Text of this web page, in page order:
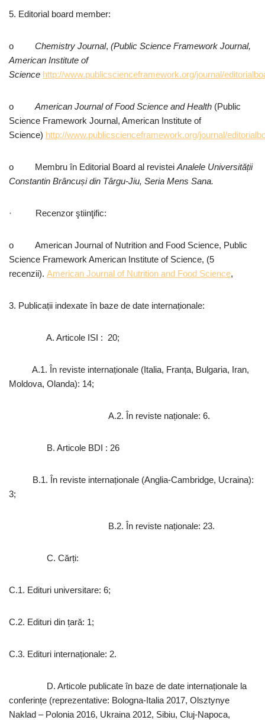
5. Editorial board member:
o Chemistry Journal, (Public Science Framework Journal,
American Institute of
Science http://www.publicscienceframework.org/journal/
o American Journal of Food Science and Health (Public
Science Framework Journal, American Institute of
Science) http://www.publicscienceframework.org/journal/
o Membru în Editorial Board al revistei Analele Universității
Constantin Brâncuși din Târgu-Jiu, Seria Mens Sana.
· Recenzor ştiinţific:
o American Journal of Nutrition and Food Science, Public
Science Framework American Institute of Science, (5
recenzii). American Journal of Nutrition and Food Science,
3. Publicații indexate în baze de date internaționale:
A. Articole ISI : 20;
A.1. În reviste internaționale (Italia, Franța, Bulgaria, Iran,
Moldova, Olanda): 14;
A.2. În reviste naționale: 6.
B. Articole BDI : 26
B.1. În reviste internaționale (Anglia-Cambridge, Ucraina):
3;
B.2. În reviste naționale: 23.
C. Cărți:
C.1. Edituri universitare: 6;
C.2. Edituri din țară: 1;
C.3. Edituri internaționale: 2.
D. Articole publicate în baze de date internaționale la
conferințe (reprezentative: Bologna-Italia 2017, Olsztynye
Naklad – Polonia 2016, Ukraina 2012, Sibiu, Cluj-Napoca,